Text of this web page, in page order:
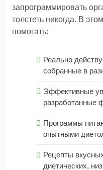
запрограммировать
толстеть никогда. В
помогать:
Реально
собранные в
Эффективные
разработанные
Программы
опытными
Рецепты
диетических,